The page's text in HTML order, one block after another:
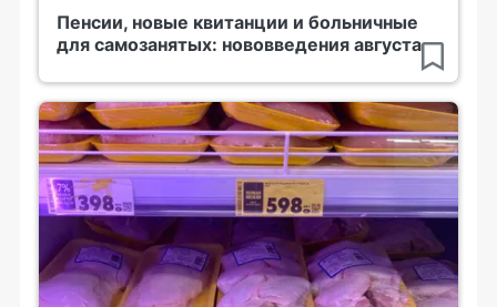
Пенсии, новые квитанции и больничные
для самозанятых: нововведения августа